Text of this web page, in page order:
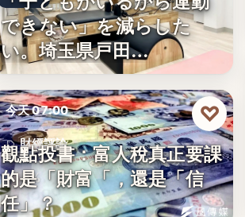
できない」を減らした
い。埼玉県戸田…
今天 07:00
財經評論
5%
觀點投書：富人稅真正要課
的是「財富「，還是「信
任」？
♡